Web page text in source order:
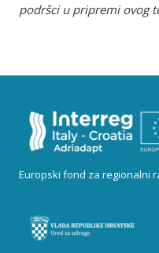
podršci u pripremi ovog
Europski fond za regionalni